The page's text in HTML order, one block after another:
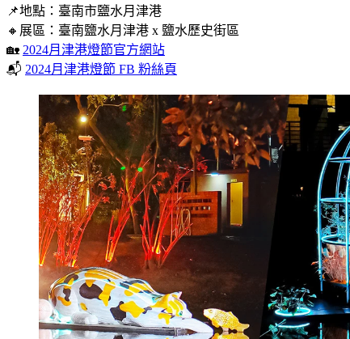
📌地點：臺南市鹽水月津港
🔸展區：臺南鹽水月津港 x 鹽水歷史街區
🏡 2024月津港燈節官方網站
📬 2024月津港燈節 FB 粉絲頁